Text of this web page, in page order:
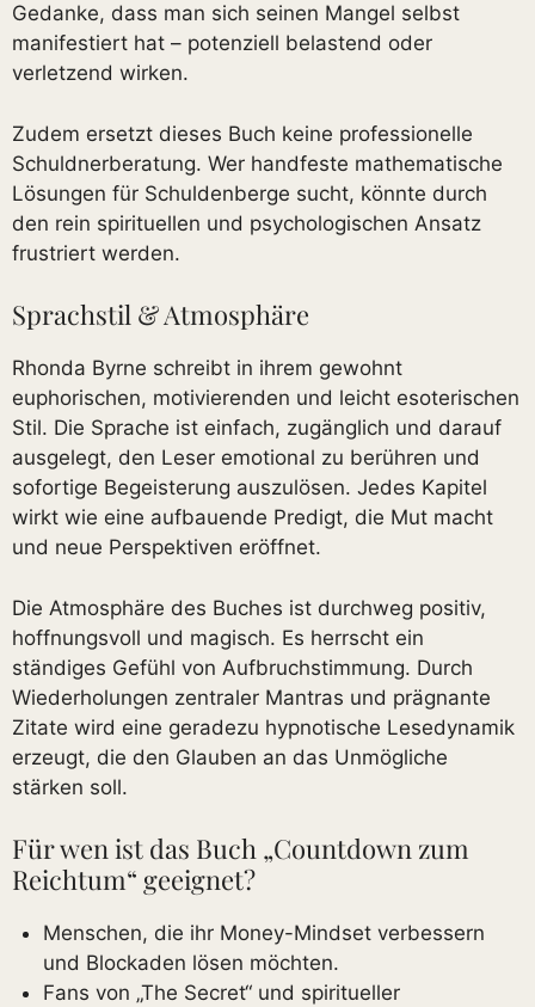
Gedanke, dass man sich seinen Mangel selbst
manifestiert hat – potenziell belastend oder
verletzend wirken.
Zudem ersetzt dieses Buch keine professionelle
Schuldnerberatung. Wer handfeste mathematische
Lösungen für Schuldenberge sucht, könnte durch
den rein spirituellen und psychologischen Ansatz
frustriert werden.
Sprachstil & Atmosphäre
Rhonda Byrne schreibt in ihrem gewohnt
euphorischen, motivierenden und leicht esoterischen
Stil. Die Sprache ist einfach, zugänglich und darauf
ausgelegt, den Leser emotional zu berühren und
sofortige Begeisterung auszulösen. Jedes Kapitel
wirkt wie eine aufbauende Predigt, die Mut macht
und neue Perspektiven eröffnet.
Die Atmosphäre des Buches ist durchweg positiv,
hoffnungsvoll und magisch. Es herrscht ein
ständiges Gefühl von Aufbruchstimmung. Durch
Wiederholungen zentraler Mantras und prägnante
Zitate wird eine geradezu hypnotische Lesedynamik
erzeugt, die den Glauben an das Unmögliche
stärken soll.
Für wen ist das Buch „Countdown zum
Reichtum“ geeignet?
Menschen, die ihr Money-Mindset verbessern
und Blockaden lösen möchten.
Fans von „The Secret“ und spiritueller